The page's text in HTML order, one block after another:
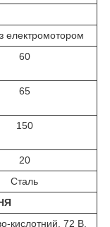
електромотором
60
65
150
20
Сталь
кислотний, 72 В,